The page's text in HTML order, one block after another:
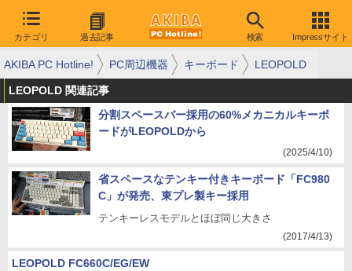
カテゴリ 過去記事 検索 Impressサイト
AKIBA PC Hotline! PC周辺機器 キーボード LEOPOLD
LEOPOLD 関連記事
分割スペースバー採用の60%メカニカルキーボ
ードがLEOPOLDから
(2025/4/10)
省スペースなテンキー付きキーボード「FC980
C」が発売、東プレ製キー採用
テンキーレスモデルとほぼ同じ大きさ
(2017/4/13)
LEOPOLD FC660C/EG/EW